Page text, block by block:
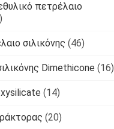
πετρέλαιο
σιλικόνης (46)
Dimethicone (16)
(14)
(20)